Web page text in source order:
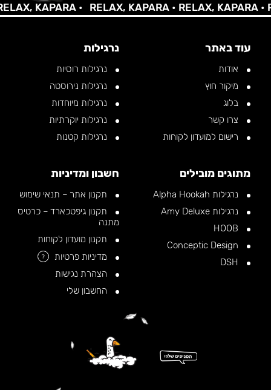
KAPARA • RELAX, KAPARA •RELAX, KAPARA •
עוד באתר
אודות
מיקור חוץ
בלוג
צרו קשר
רישום למועדון לקוחות
נרגילות
נרגילות רוסיות
נרגילות נירוסטה
נרגילות מיוחדות
נרגילות יוקרתיות
נרגילות קטנות
מתוגים מובילים
נרגילות Alpha Hookah
נרגילות Amy Deluxe
חשבון ומדיניות
תקנון אתר – תנאי שימוש
תקנון גיפטכארד – כרטיס
מתנה
תקנון מועדון לקוחות
מדיניות פרטיות
?
הצהרת נגישות
החשבון שלי